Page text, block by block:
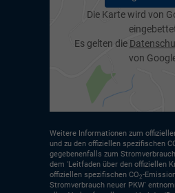
Die Karte wird von
Es gelten die
von
Weitere Informationen zum
und zu den offiziellen spezifischen
gegebenenfalls zum
dem 'Leitfaden über den offiziellen
offiziellen spezifischen CO2-
Stromverbrauch neuer PKW'